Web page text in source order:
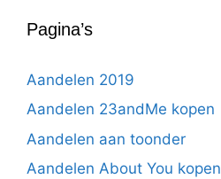
Pagina’s
Aandelen 2019
Aandelen 23andMe kopen
Aandelen aan toonder
Aandelen About You kopen